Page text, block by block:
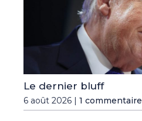
Le dernier bluff
6 août 2026 | 1 commentaire